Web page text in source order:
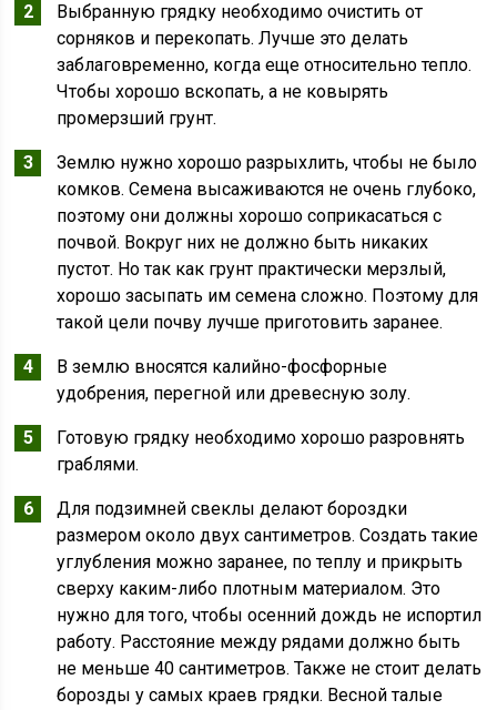
Выбранную грядку необходимо очистить от
сорняков и перекопать. Лучше это делать
заблаговременно, когда еще относительно тепло.
Чтобы хорошо вскопать, а не ковырять
промерзший грунт.
Землю нужно хорошо разрыхлить, чтобы не было
комков. Семена высаживаются не очень глубоко,
поэтому они должны хорошо соприкасаться с
почвой. Вокруг них не должно быть никаких
пустот. Но так как грунт практически мерзлый,
хорошо засыпать им семена сложно. Поэтому для
такой цели почву лучше приготовить заранее.
В землю вносятся калийно-фосфорные
удобрения, перегной или древесную золу.
Готовую грядку необходимо хорошо разровнять
граблями.
Для подзимней свеклы делают бороздки
размером около двух сантиметров. Создать такие
углубления можно заранее, по теплу и прикрыть
сверху каким-либо плотным материалом. Это
нужно для того, чтобы осенний дождь не испортил
работу. Расстояние между рядами должно быть
не меньше 40 сантиметров. Также не стоит делать
борозды у самых краев грядки. Весной талые